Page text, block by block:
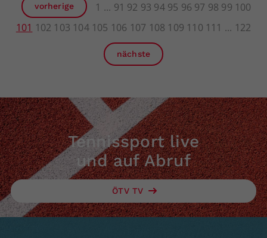
vorherige 1 91 92 93 94 95 96 97 98 99 100
101 102 103 104 105 106 107 108 109 110 111 122
nächste
Tennissport live
und auf Abruf
ÖTV TV